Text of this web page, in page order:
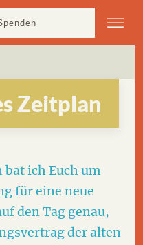
Zeitplan
bat ich Euch um
für eine neue
den Tag genau,
der alten